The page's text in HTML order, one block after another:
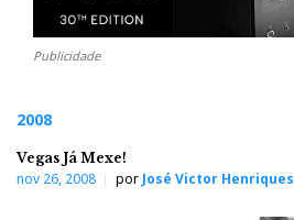
Publicidade
2008
Vegas Já Mexe!
nov 26, 2008 por José Victor Henriques